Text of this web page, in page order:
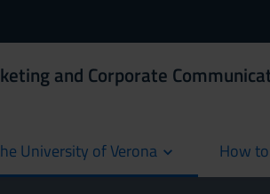
and Corporate
University of Verona How